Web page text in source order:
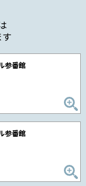
参番館
参番館